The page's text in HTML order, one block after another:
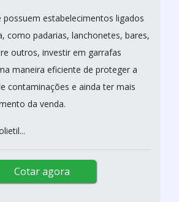
possuem estabelecimentos ligados
como padarias, lanchonetes, bares,
outros, investir em garrafas
maneira eficiente de proteger a
contaminações e ainda ter mais
da venda.
Cotar agora